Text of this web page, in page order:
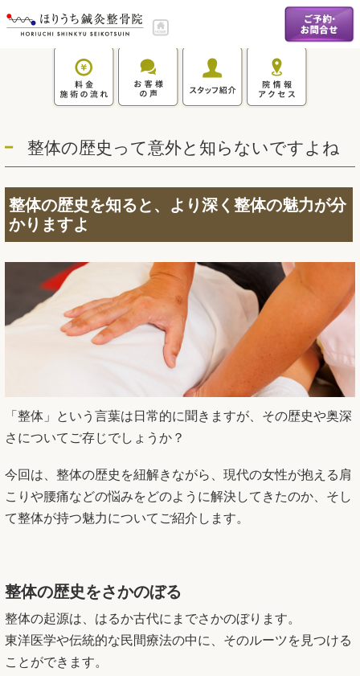
整体の歴史って意外と知らないですよね
整体の歴史を知ると、より深く整体の魅力が分
かりますよ
「整体」という言葉は日常的に聞きますが、その歴史や奥深
さについてご存じでしょうか？
今回は、整体の歴史を紐解きながら、現代の女性が抱える肩
こりや腰痛などの悩みをどのように解決してきたのか、そし
て整体が持つ魅力についてご紹介します。
整体の歴史をさかのぼる
整体の起源は、はるか古代にまでさかのぼります。
東洋医学や伝統的な民間療法の中に、そのルーツを見つける
ことができます。